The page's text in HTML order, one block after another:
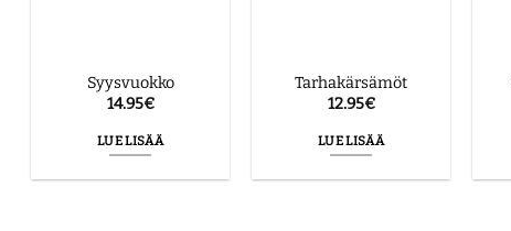
Syysvuokko
14.95€
LUE LISÄÄ
Tarhakärsämöt
12.95€
LUE LISÄÄ